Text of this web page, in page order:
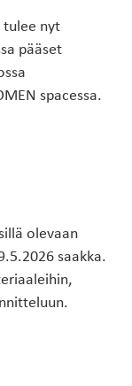
nyt
pääset
spacessa.
olevaan
saakka.